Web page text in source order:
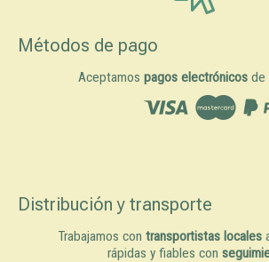
Métodos de pago
Aceptamos pagos electrónicosde
Distribución y transporte
Trabajamos con transportistas locales
rápidas y fiables con